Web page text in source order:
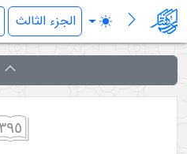
فرائد الاصول
٣٩٥